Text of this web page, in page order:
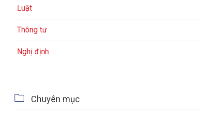
Luật
Thông tư
Nghị định
 Chuyên mục